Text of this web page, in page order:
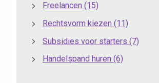
Freelancen (15)
Rechtsvorm kiezen (11)
Subsidies voor starters (7)
Handelspand huren (6)